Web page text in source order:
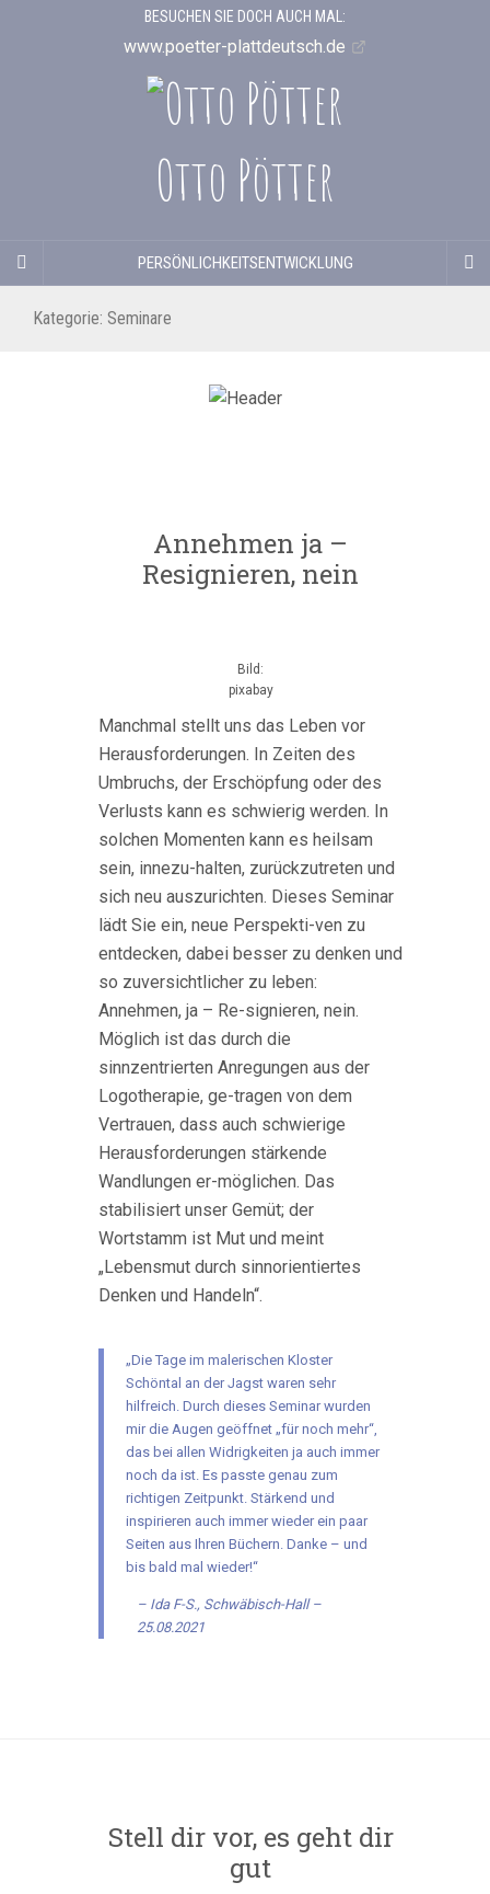
BESUCHEN SIE DOCH AUCH MAL:
www.poetter-plattdeutsch.de
Otto Pötter
PERSÖNLICHKEITSENTWICKLUNG
Kategorie: Seminare
Annehmen ja –
Resignieren, nein
Bild:
pixabay
Manchmal stellt uns das Leben vor
Herausforderungen. In Zeiten des
Umbruchs, der Erschöpfung oder des
Verlusts kann es schwierig werden. In
solchen Momenten kann es heilsam
sein, innezu-halten, zurückzutreten und
sich neu auszurichten. Dieses Seminar
lädt Sie ein, neue Perspekti-ven zu
entdecken, dabei besser zu denken und
so zuversichtlicher zu leben:
Annehmen, ja – Re-signieren, nein.
Möglich ist das durch die
sinnzentrierten Anregungen aus der
Logotherapie, ge-tragen von dem
Vertrauen, dass auch schwierige
Herausforderungen stärkende
Wandlungen er-möglichen. Das
stabilisiert unser Gemüt; der
Wortstamm ist Mut und meint
„Lebensmut durch sinnorientiertes
Denken und Handeln“.
„Die Tage im malerischen Kloster
Schöntal an der Jagst waren sehr
hilfreich. Durch dieses Seminar wurden
mir die Augen geöffnet „für noch mehr“,
das bei allen Widrigkeiten ja auch immer
noch da ist. Es passte genau zum
richtigen Zeitpunkt. Stärkend und
inspirieren auch immer wieder ein paar
Seiten aus Ihren Büchern. Danke – und
bis bald mal wieder!“
Ida F-S., Schwäbisch-Hall –
25.08.2021
Stell dir vor, es geht dir
gut